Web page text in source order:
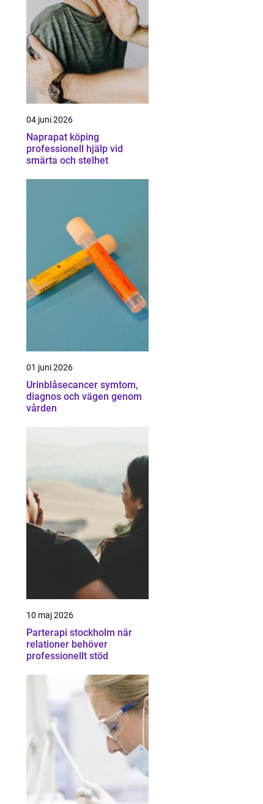
04 juni 2026
Naprapat köping
professionell hjälp vid
smärta och stelhet
01 juni 2026
Urinblåsecancer symtom,
diagnos och vägen genom
vården
10 maj 2026
Parterapi stockholm när
relationer behöver
professionellt stöd